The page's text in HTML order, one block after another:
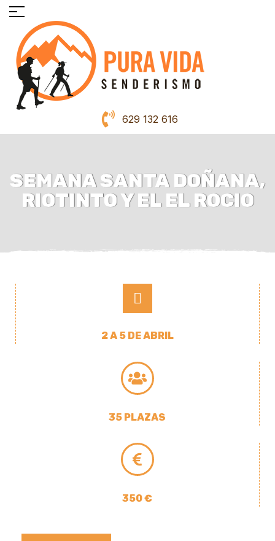
629 132 616
SEMANA SANTA DOÑANA,
RIOTINTO Y EL EL ROCIO
2 A 5 DE ABRIL
35 PLAZAS
350 €